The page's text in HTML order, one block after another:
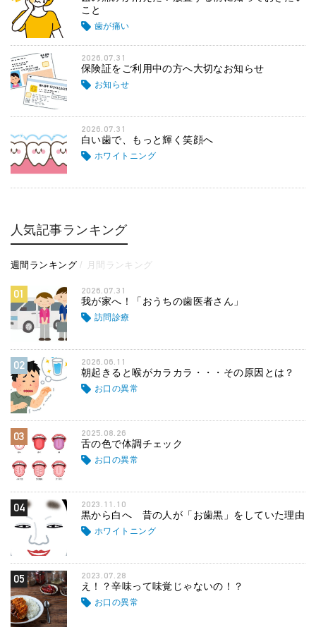
こと
歯が痛い
2026.07.31
保険証をご利用中の方へ大切なお知らせ
お知らせ
2026.07.31
白い歯で、もっと輝く笑顔へ
ホワイトニング
人気記事ランキング
週間ランキング 月間ランキング
01 2026.07.31
我が家へ！「おうちの歯医者さん」
訪問診療
02 2026.06.11
朝起きると喉がカラカラ・・・その原因とは？
お口の異常
03 2025.08.26
舌の色で体調チェック
お口の異常
04 2023.11.10
黒から白へ 昔の人が「お歯黒」をしていた理由
ホワイトニング
05 2023.07.28
え！？辛味って味覚じゃないの！？
お口の異常